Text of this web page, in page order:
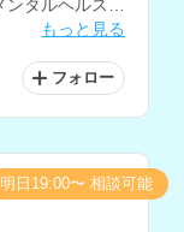
タルヘルス、
されています。
もっと見る
フォロー
明日19:00〜 相談可能